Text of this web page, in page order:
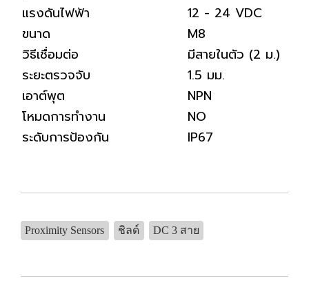
แรงดันไฟฟ้า
12 - 24 VDC
ขนาด
M8
วิธีเชื่อมต่อ
มีสายในตัว (2 ม.)
ระยะตรวจจับ
1.5 มม.
เอาต์พุต
NPN
โหมดการทำงาน
NO
ระดับการป้องกัน
IP67
Proximity Sensors ชิลด์ DC 3 สาย